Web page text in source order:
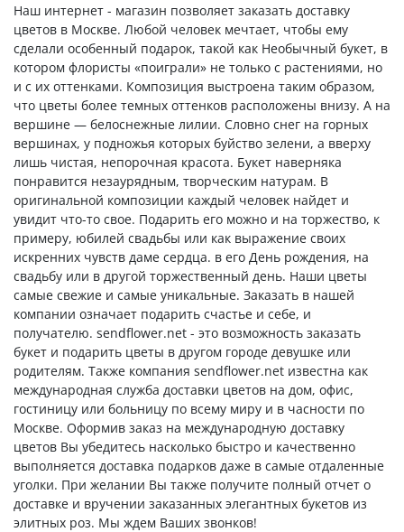
Наш интернет - магазин позволяет заказать доставку
цветов в Москве. Любой человек мечтает, чтобы ему
сделали особенный подарок, такой как Необычный букет, в
котором флористы «поиграли» не только с растениями, но
и с их оттенками. Композиция выстроена таким образом,
что цветы более темных оттенков расположены внизу. А на
вершине — белоснежные лилии. Словно снег на горных
вершинах, у подножья которых буйство зелени, а вверху
лишь чистая, непорочная красота. Букет наверняка
понравится незаурядным, творческим натурам. В
оригинальной композиции каждый человек найдет и
увидит что-то свое. Подарить его можно и на торжество, к
примеру, юбилей свадьбы или как выражение своих
искренних чувств даме сердца. в его День рождения, на
свадьбу или в другой торжественный день. Наши цветы
самые свежие и самые уникальные. Заказать в нашей
компании означает подарить счастье и себе, и
получателю. sendflower.net - это возможность заказать
букет и подарить цветы в другом городе девушке или
родителям. Также компания sendflower.net известна как
международная служба доставки цветов на дом, офис,
гостиницу или больницу по всему миру и в часности по
Москве. Оформив заказ на международную доставку
цветов Вы убедитесь насколько быстро и качественно
выполняется доставка подарков даже в самые отдаленные
уголки. При желании Вы также получите полный отчет о
доставке и вручении заказанных элегантных букетов из
элитных роз. Мы ждем Ваших звонков!